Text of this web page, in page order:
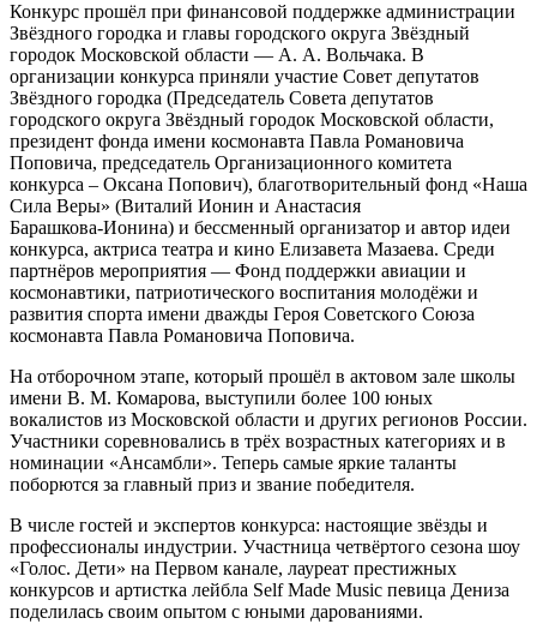
Конкурс прошёл при финансовой поддержке администрации
Звёздного городка и главы городского округа Звёздный
городок Московской области — А. А. Вольчака. В
организации конкурса приняли участие Совет депутатов
Звёздного городка (Председатель Совета депутатов
городского округа Звёздный городок Московской области,
президент фонда имени космонавта Павла Романовича
Поповича, председатель Организационного комитета
конкурса – Оксана Попович), благотворительный фонд «Наша
Сила Веры» (Виталий Ионин и Анастасия
Барашкова‑Ионина) и бессменный организатор и автор идеи
конкурса, актриса театра и кино Елизавета Мазаева. Среди
партнёров мероприятия — Фонд поддержки авиации и
космонавтики, патриотического воспитания молодёжи и
развития спорта имени дважды Героя Советского Союза
космонавта Павла Романовича Поповича.
На отборочном этапе, который прошёл в актовом зале школы
имени В. М. Комарова, выступили более 100 юных
вокалистов из Московской области и других регионов России.
Участники соревновались в трёх возрастных категориях и в
номинации «Ансамбли». Теперь самые яркие таланты
поборются за главный приз и звание победителя.
В числе гостей и экспертов конкурса: настоящие звёзды и
профессионалы индустрии. Участница четвёртого сезона шоу
«Голос. Дети» на Первом канале, лауреат престижных
конкурсов и артистка лейбла Self Made Music певица Дениза
поделилась своим опытом с юными дарованиями.